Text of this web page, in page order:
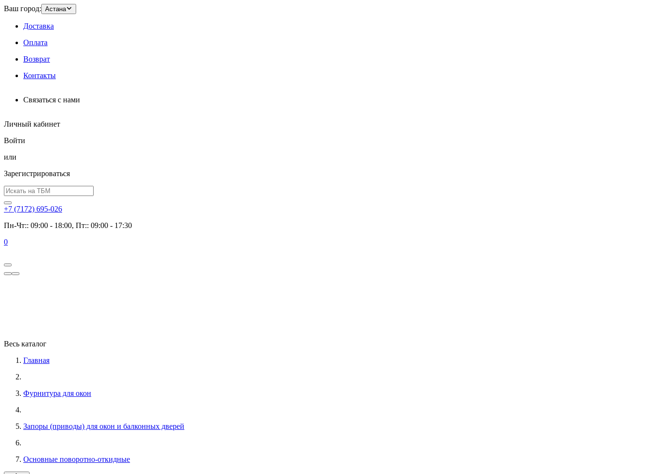
Ваш город: Астана
Доставка
Оплата
Возврат
Контакты
Связаться с нами
Личный кабинет
Войти
или
Зарегистрироваться
+7 (7172) 695-026
Пн-Чт:: 09:00 - 18:00, Пт:: 09:00 - 17:30
0
Весь каталог
Главная
Фурнитура для окон
Запоры (приводы) для окон и балконных дверей
Основные поворотно-откидные